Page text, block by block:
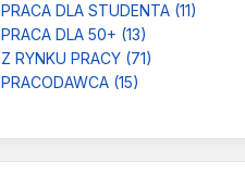
PRACA DLA STUDENTA (11)
PRACA DLA 50+ (13)
Z RYNKU PRACY (71)
PRACODAWCA (15)